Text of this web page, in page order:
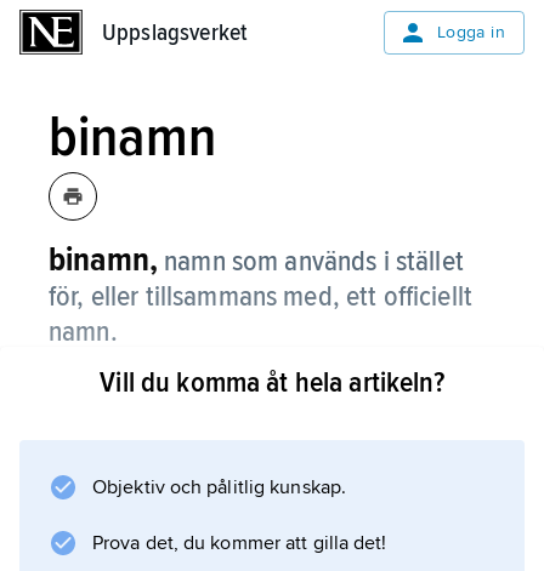
Uppslagsverket Logga in
binamn
binamn, namn som används i stället
för, eller tillsammans med, ett officiellt
namn.
ortnamn
personnamn
Vill du komma åt hela artikeln?
Objektiv och pålitlig kunskap.
Prova det, du kommer att gilla det!